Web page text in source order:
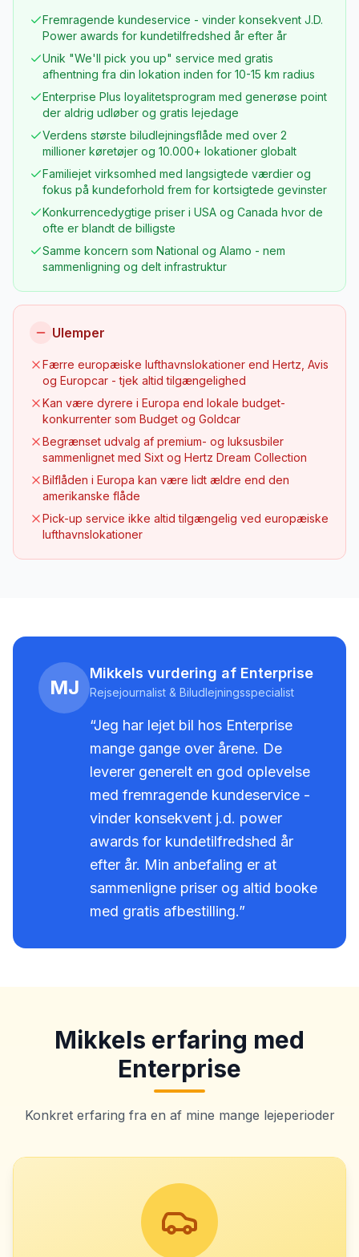
Fremragende kundeservice - vinder konsekvent J.D.
Power awards for kundetilfredshed år efter år
Unik "We'll pick you up" service med gratis
afhentning fra din lokation inden for 10-15 km radius
Enterprise Plus loyalitetsprogram med generøse point
der aldrig udløber og gratis lejedage
Verdens største biludlejningsflåde med over 2
millioner køretøjer og 10.000+ lokationer globalt
Familiejet virksomhed med langsigtede værdier og
fokus på kundeforhold frem for kortsigtede gevinster
Konkurrencedygtige priser i USA og Canada hvor de
ofte er blandt de billigste
Samme koncern som National og Alamo - nem
sammenligning og delt infrastruktur
Ulemper
Færre europæiske lufthavnslokationer end Hertz, Avis
og Europcar - tjek altid tilgængelighed
Kan være dyrere i Europa end lokale budget-
konkurrenter som Budget og Goldcar
Begrænset udvalg af premium- og luksusbiler
sammenlignet med Sixt og Hertz Dream Collection
Bilflåden i Europa kan være lidt ældre end den
amerikanske flåde
Pick-up service ikke altid tilgængelig ved europæiske
lufthavnslokationer
MJ
Mikkels vurdering af Enterprise
Rejsejournalist & Biludlejningsspecialist
“Jeg har lejet bil hos Enterprise
mange gange over årene. De
leverer generelt en god oplevelse
med fremragende kundeservice -
vinder konsekvent j.d. power
awards for kundetilfredshed år
efter år. Min anbefaling er at
sammenligne priser og altid booke
med gratis afbestilling.”
Mikkels erfaring med
Enterprise
Konkret erfaring fra en af mine mange lejeperioder